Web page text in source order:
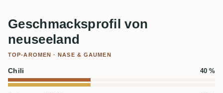
Geschmacksprofil von
neuseeland
TOP-AROMEN · NASE & GAUMEN
Chili 40 %